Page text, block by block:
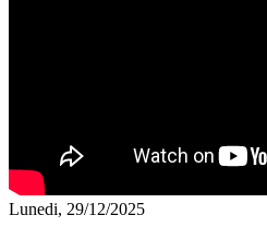
Lunedi, 29/12/2025